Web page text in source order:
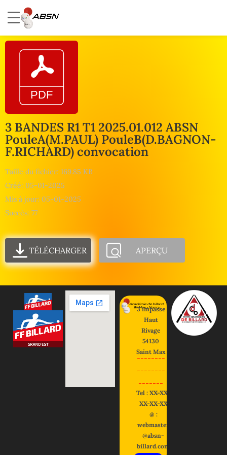
3 BANDES R1 T1 2025.01.012 ABSN
PouleA(M.PAUL) PouleB(D.BAGNON-
F.RICHARD) convocation
Taille du fichier: 169.85 KB
Créé: 05-01-2025
Mis à jour: 05-01-2025
Succès: 77
TÉLÉCHARGER APERÇU
3 impasse
Haut
Rivage
54130
Saint Max
--------
--------
-------
Tel : XX-XX-
XX-XX-XX
@ :
webmaster
@absn-
billard.com